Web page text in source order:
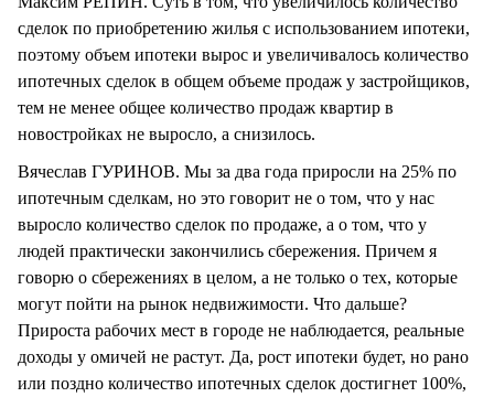
сделок по приобретению жилья с использованием ипотеки,
поэтому объем ипотеки вырос и увеличивалось количество
ипотечных сделок в общем объеме продаж у застройщиков,
тем не менее общее количество продаж квартир в
новостройках не выросло, а снизилось.
Вячеслав ГУРИНОВ. Мы за два года приросли на 25% по
ипотечным сделкам, но это говорит не о том, что у нас
выросло количество сделок по продаже, а о том, что у
людей практически закончились сбережения. Причем я
говорю о сбережениях в целом, а не только о тех, которые
могут пойти на рынок недвижимости. Что дальше?
Прироста рабочих мест в городе не наблюдается, реальные
доходы у омичей не растут. Да, рост ипотеки будет, но рано
или поздно количество ипотечных сделок достигнет 100%,